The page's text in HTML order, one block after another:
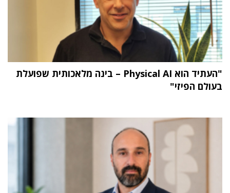
"העתיד הוא Physical AI – בינה מלאכותית שפועלת
בעולם הפיזי"